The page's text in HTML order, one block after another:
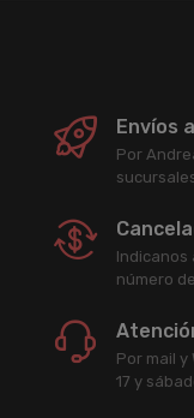
Envíos
Por
Indicanos
número
Por mail y
17 y